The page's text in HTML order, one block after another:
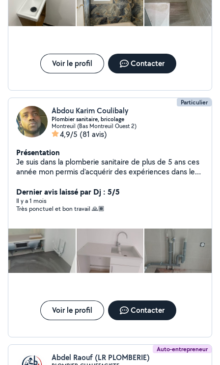
Voir le profil Contacter
Particulier
Abdou Karim Coulibaly
Plombier sanitaire, bricolage
Montreuil (Bas Montreuil Ouest 2)
4,9/5 (81 avis)
Présentation
Je suis dans la plomberie sanitaire de plus de 5 ans ces
année mon permis d'acquérir des expériences dans le
prestations
Dernier avis laissé par Dj : 5/5
Il y a 1 mois
Très ponctuel et bon travail 🙏🏾
Voir le profil Contacter
Auto-entrepreneur
Abdel Raouf (LR PLOMBERIE)